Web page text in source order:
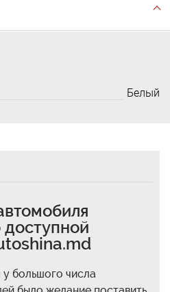
Белый
доступной
большого числа